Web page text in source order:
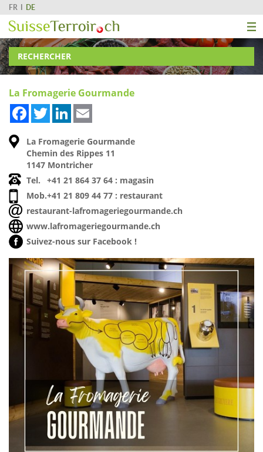
FR DE
RECHERCHER
La Fromagerie Gourmande
FacebookTwitterLinkedIn
La Fromagerie Gourmande
Chemin des Rippes 11
1147 Montricher
Tel.
+41 21 864 37 64 : magasin
Mob.+41 21 809 44 77 : restaurant
restaurant-lafromageriegourmande.ch
www.lafromageriegourmande.ch
Suivez-nous sur Facebook !